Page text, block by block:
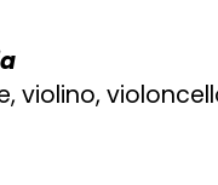
violino,